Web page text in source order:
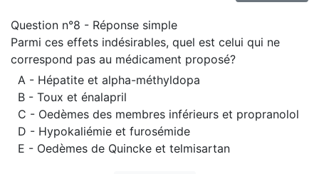
Question n°8 - Réponse simple
Parmi ces effets indésirables, quel est celui qui ne
correspond pas au médicament proposé?
A - Hépatite et alpha-méthyldopa
B - Toux et énalapril
C - Oedèmes des membres inférieurs et propranolol
D - Hypokaliémie et furosémide
E - Oedèmes de Quincke et telmisartan